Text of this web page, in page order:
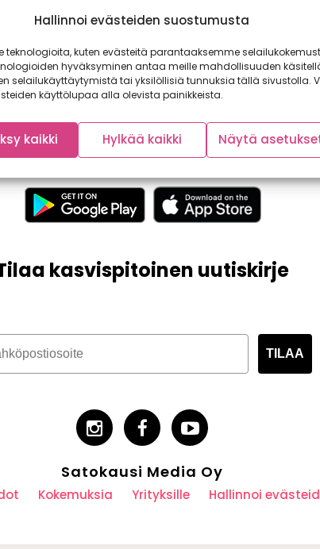
Hallinnoi evästeiden suostumusta
teknologioita, kuten evästeitä parantaaksemme
hyväksyminen antaa meille mahdollisuuden
selailukäyttäytymistä tai yksilöllisiä tunnuksia tällä sivustolla.
käyttölupaa alla olevista painikkeista.
kaikki Hylkää kaikki Näytä
kasvispitoinen uutiskirje
TILAA
Satokausi Media Oy
Kokemuksia Yrityksille Hallinnoi